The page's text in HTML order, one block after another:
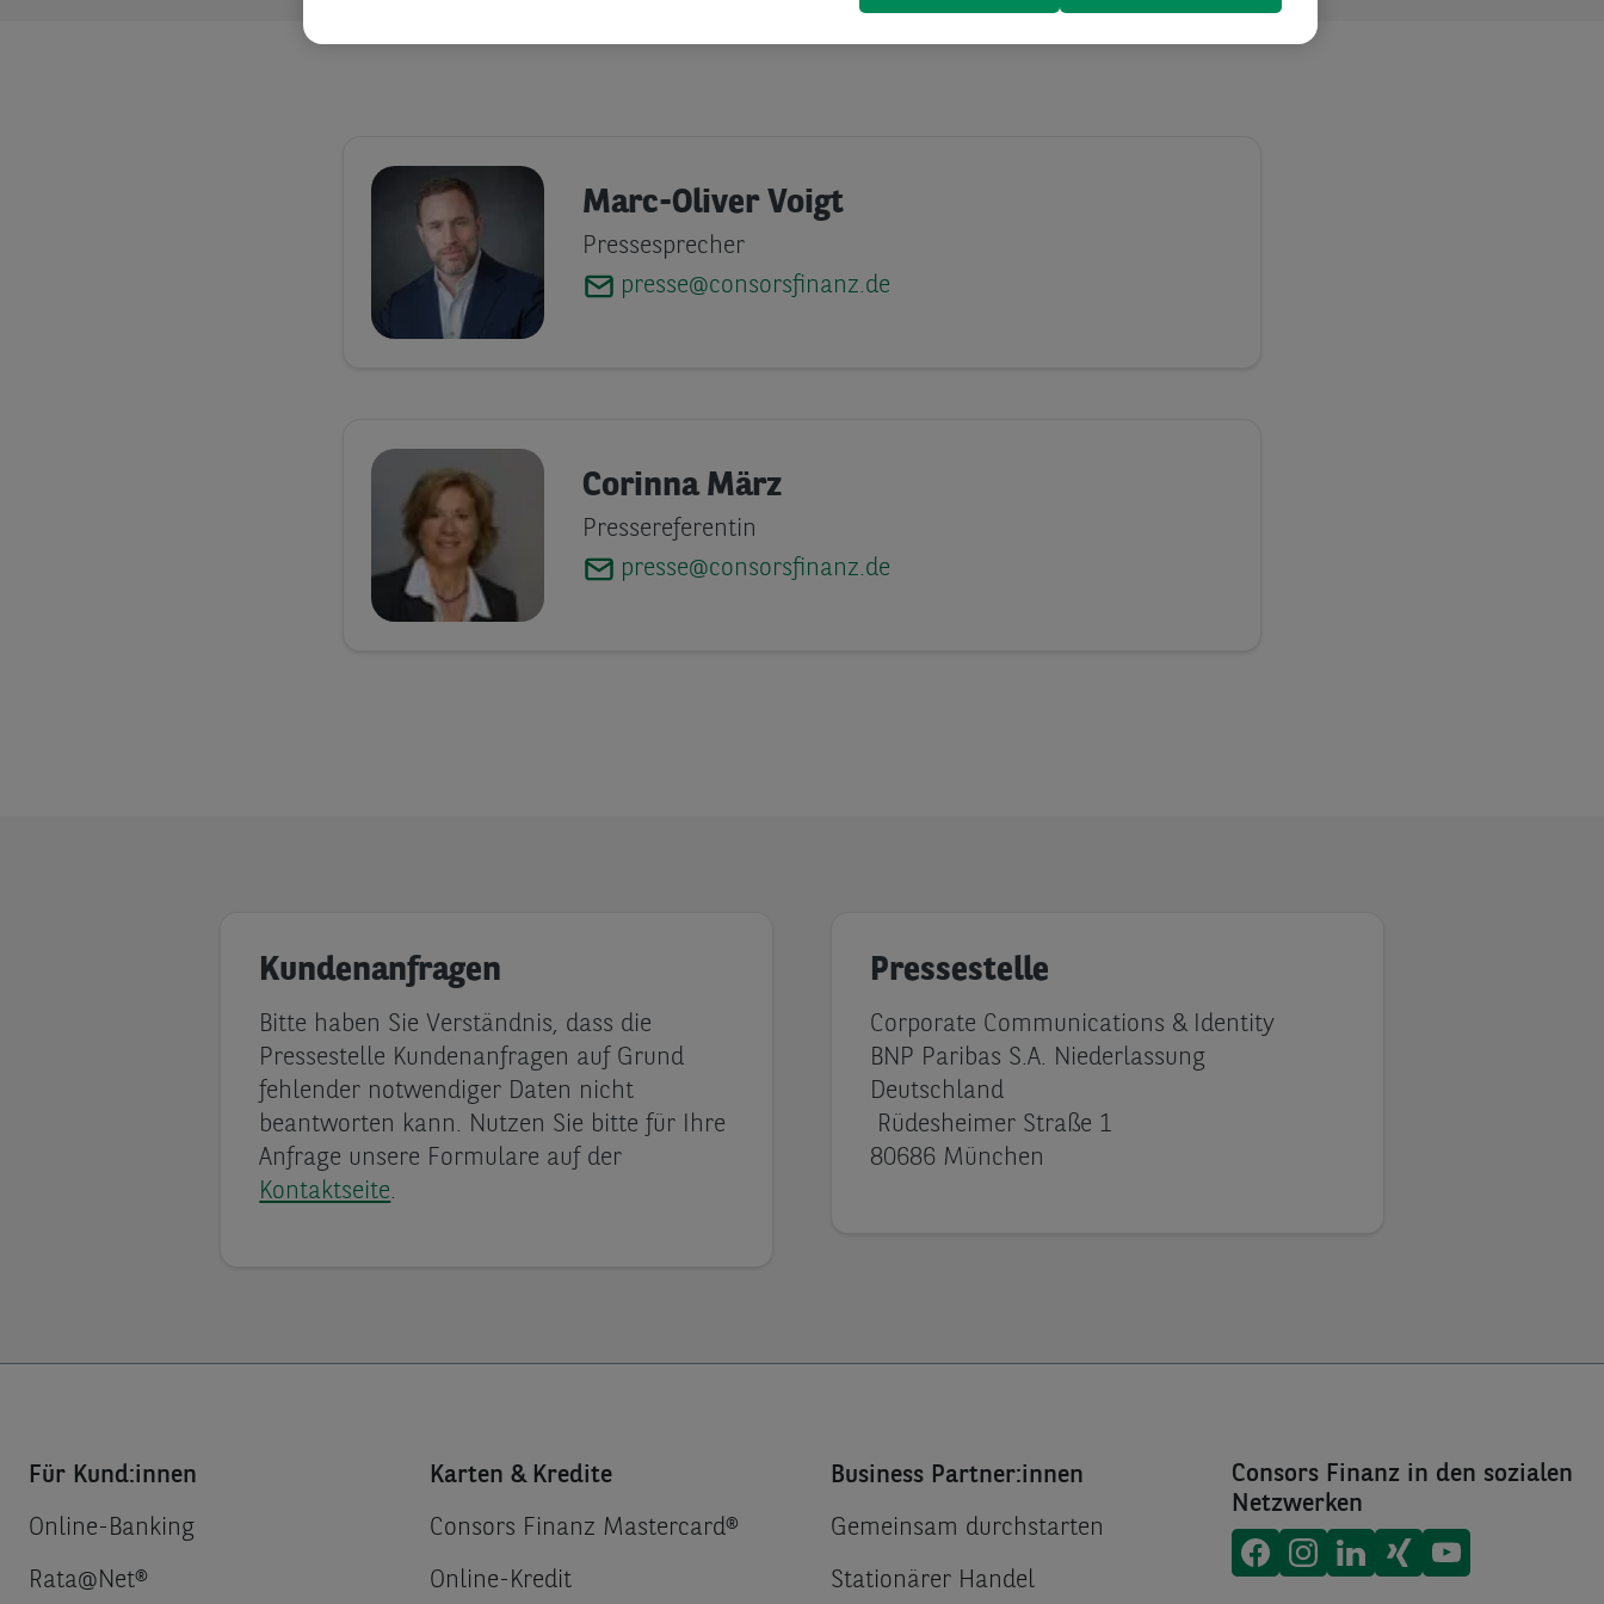
Marc-Oliver Voigt
Pressesprecher
presse@consorsfinanz.de
Corinna März
Pressereferentin
presse@consorsfinanz.de
Kundenanfragen
Bitte haben Sie Verständnis, dass die
Pressestelle Kundenanfragen auf Grund
fehlender notwendiger Daten nicht
beantworten kann. Nutzen Sie bitte für Ihre
Anfrage unsere Formulare auf der
Kontaktseite.
Pressestelle
Corporate Communications & Identity
BNP Paribas S.A. Niederlassung
Deutschland
Rüdesheimer Straße 1
80686 München
Für Kund:innen
Online-Banking
Rata@Net®
Karten & Kredite
Consors Finanz Mastercard®
Online-Kredit
Business Partner:innen
Gemeinsam durchstarten
Stationärer Handel
Consors Finanz in den sozialen
Netzwerken
Consors Finanz aufFacebook
Consors Finanz auf
Consors Finanz auf
Consors Finanz auf
Consors Finanz